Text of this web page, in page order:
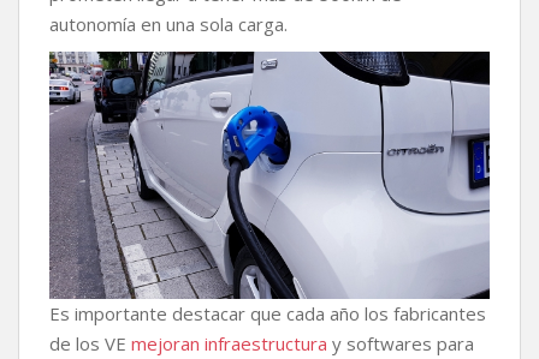
autonomía en una sola carga.
Es importante destacar que cada año los fabricantes
de los VE mejoran infraestructura y softwares para